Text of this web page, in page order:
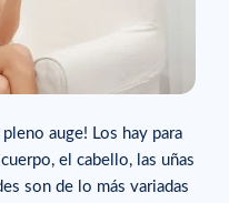
auge! Los hay para
el cabello, las uñas
son de lo más variadas